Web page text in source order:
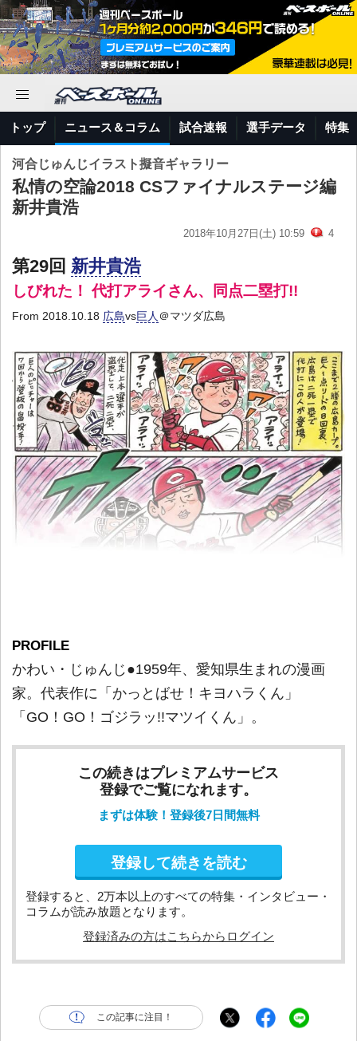
トップ ニュース＆コラム 試合速報 選手データ 特集
河合じゅんじイラスト擬音ギャラリー
私情の空論2018 CSファイナルステージ編
新井貴浩
2018年10月27日(土) 10:59 4
第29回 新井貴浩
しびれた！ 代打アライさん、同点二塁打!!
From 2018.10.18 広島vs巨人 ＠マツダ広島
PROFILE
かわい・じゅんじ●1959年、愛知県生まれの漫画
家。代表作に「かっとばせ！キヨハラくん」
「GO！GO！ゴジラッ!!マツイくん」。
この続きはプレミアムサービス
登録でご覧になれます。
まずは体験！登録後7日間無料
登録して続きを読む
登録すると、2万本以上のすべての特集・インタビュー・
コラムが読み放題となります。
登録済みの方はこちらからログイン
この記事に注目！